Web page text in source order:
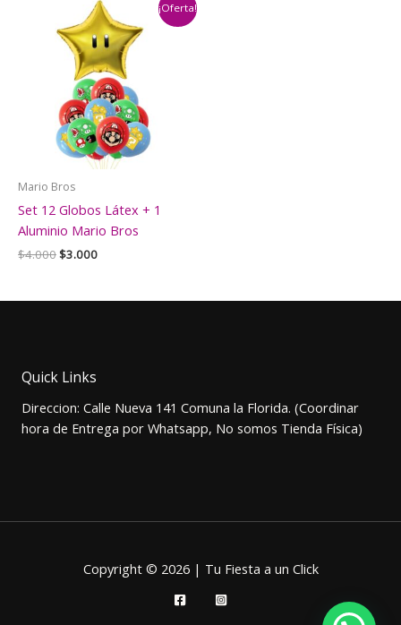
$4.500.$3.500.
¡Oferta!
Mario Bros
Set 12 Globos Látex + 1
Aluminio Mario Bros
$4.000El
era:
$3.000El
es:
Quick Links
Direccion: Calle Nueva 141 Comuna la Florida. (Coordinar
hora de Entrega por Whatsapp, No somos Tienda Física)
Copyright © 2026 | Tu Fiesta a un Click